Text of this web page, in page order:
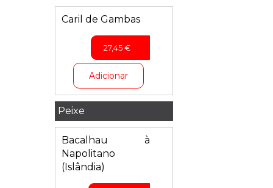
Caril de Gambas
27,45€
Adicionar
Peixe
Bacalhau à
Napolitano
(Islândia)